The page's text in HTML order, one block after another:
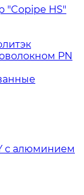
"Copipe HS"
PN
с алюминием